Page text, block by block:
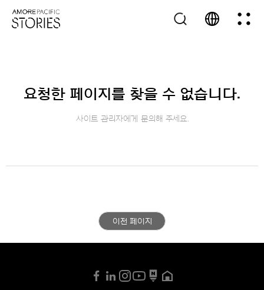
요청한 페이지를 찾을 수 없습니다.
사이트 관리자에게 문의해 주세요.
이전 페이지